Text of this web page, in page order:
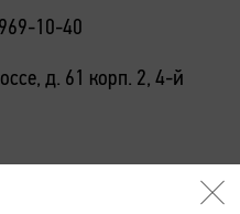
10-40
д. 61 корп. 2, 4-й